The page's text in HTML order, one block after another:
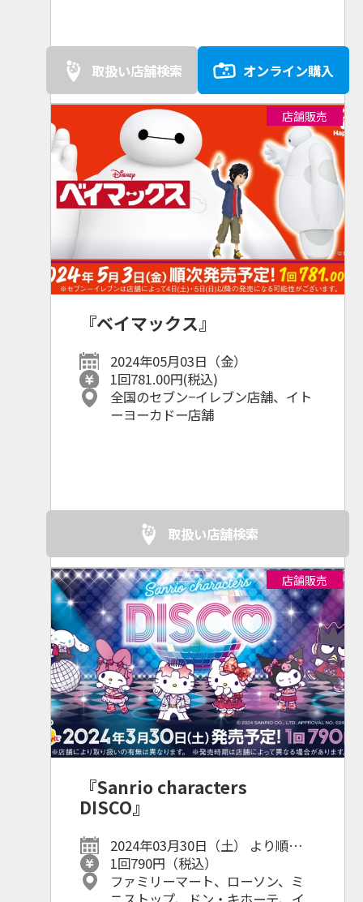
場、未来屋書店、MARVEL
STORE、映画館、その他ホビーシ
ョップ・書店・レンタルショッ
プ・家電量販店等
取扱い店舗検索 オンライン購入
『ベイマックス』
2024年05月03日（金）
1回781.00円(税込)
全国のセブン−イレブン店舗、イト
ーヨーカドー店舗
店舗販売
取扱い店舗検索
『Sanrio characters
DISCO』
2024年03月30日（土） より順次発
売予定！
1回790円（税込）
ファミリーマート、ローソン、ミ
店舗販売